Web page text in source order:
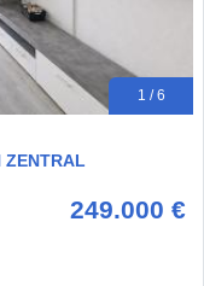
1 / 6
ZENTRAL
249.000 €